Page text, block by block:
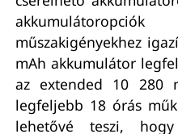
műszakigényekhez
mAh akkumulátor
az extended 10 280
legfeljebb 18 órás
lehetővé teszi,